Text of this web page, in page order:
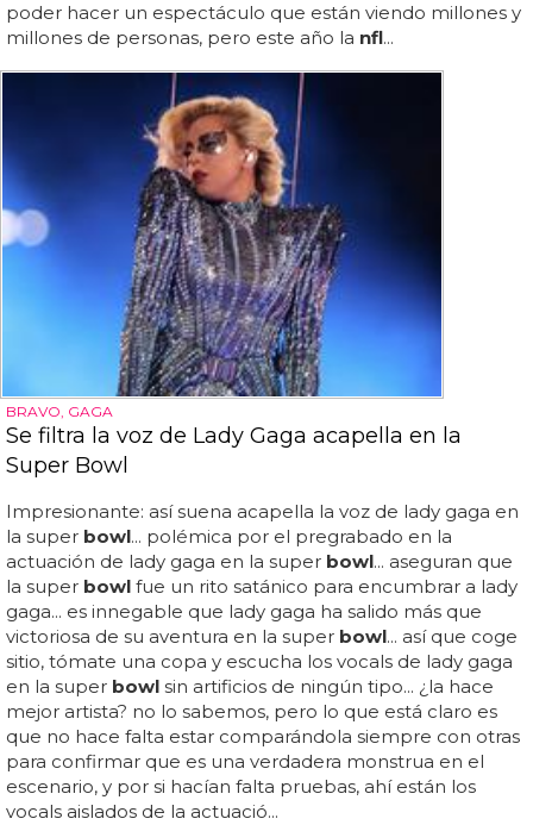
poder hacer un espectáculo que están viendo millones y
millones de personas, pero este año la nfl...
BRAVO, GAGA
Se filtra la voz de Lady Gaga acapella en la
Super Bowl
Impresionante: así suena acapella la voz de lady gaga en
la super bowl... polémica por el pregrabado en la
actuación de lady gaga en la super bowl... aseguran que
la super bowl fue un rito satánico para encumbrar a lady
gaga... es innegable que lady gaga ha salido más que
victoriosa de su aventura en la super bowl... así que coge
sitio, tómate una copa y escucha los vocals de lady gaga
en la super bowl sin artificios de ningún tipo... ¿la hace
mejor artista? no lo sabemos, pero lo que está claro es
que no hace falta estar comparándola siempre con otras
para confirmar que es una verdadera monstrua en el
escenario, y por si hacían falta pruebas, ahí están los
vocals aislados de la actuació...